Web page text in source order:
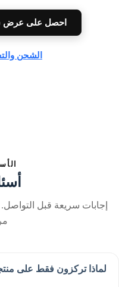
احصل على عرض
الشحن
إجابات سريعة قبل
لماذا تركزون فقط على